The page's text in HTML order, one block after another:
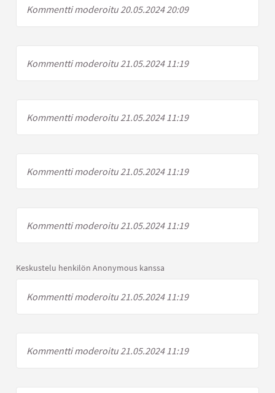
Kommentti moderoitu 20.05.2024 20:09
Kommentti moderoitu 21.05.2024 11:19
Kommentti moderoitu 21.05.2024 11:19
Kommentti moderoitu 21.05.2024 11:19
Kommentti moderoitu 21.05.2024 11:19
Keskustelu henkilön Anonymous kanssa
Kommentti moderoitu 21.05.2024 11:19
Kommentti moderoitu 21.05.2024 11:19